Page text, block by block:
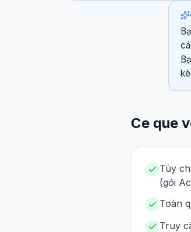
Ce que
Tùy
(gói
Toàn
Truy